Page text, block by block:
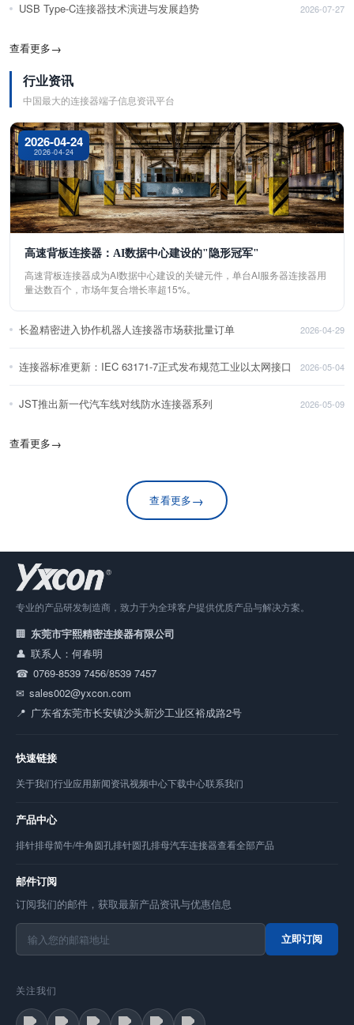
USB Type-C连接器技术演进与发展趋势 2026-07-27
查看更多→
行业资讯
中国最大的连接器端子信息资讯平台
2026-04-24
2026-04-24
高速背板连接器：AI数据中心建设的"隐形冠军"
高速背板连接器成为AI数据中心建设的关键元件，单台AI服务器连接器用
量达数百个，市场年复合增长率超15%。
长盈精密进入协作机器人连接器市场获批量订单 2026-04-29
连接器标准更新：IEC 63171-7正式发布规范工业以太网接口 2026-05-04
JST推出新一代汽车线对线防水连接器系列 2026-05-09
查看更多→
查看更多→
专业的产品研发制造商，致力于为全球客户提供优质产品与解决方案。
东莞市宇熙精密连接器有限公司
联系人：何春明
0769-8539 7456/8539 7457
sales002@yxcon.com
广东省东莞市长安镇沙头新沙工业区裕成路2号
快速链接
关于我们行业应用新闻资讯视频中心下载中心联系我们
产品中心
排针排母简牛/牛角圆孔排针圆孔排母汽车连接器查看全部产品
邮件订阅
订阅我们的邮件，获取最新产品资讯与优惠信息
立即订阅
关注我们